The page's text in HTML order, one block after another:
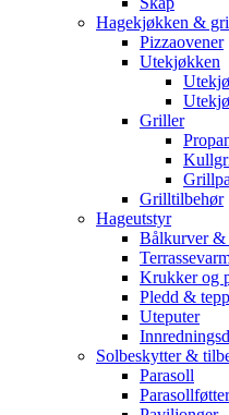
Hagekjøkken &
Pizzaovener
Utekjøkken
Griller
Grilltilbehør
Hageutstyr
Bålkurver &
Krukker og
Pledd &
Uteputer
Solbeskytter &
Parasoll
Parasollføtter